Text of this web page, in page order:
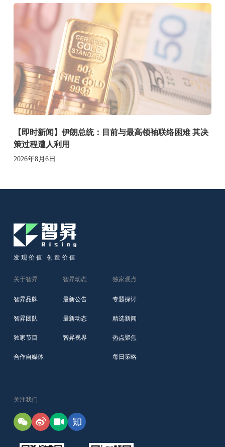
【即时新闻】伊朗总统：目前与最高领袖联络困难 其决
策过程遭人利用
2026年8月6日
发现价值 创造价值
关于智昇
智昇品牌
智昇团队
独家节目
合作自媒体
智昇动态
最新公告
最新动态
智昇视界
独家观点
专题探讨
精选新闻
热点聚焦
每日策略
关注我们